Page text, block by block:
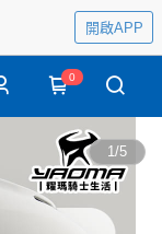
開啟APP
0
1/5